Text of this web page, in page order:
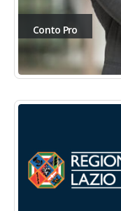
Conto Pro